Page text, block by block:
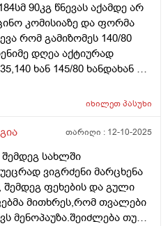
90კგ წნევას აქამდე არ
კომისიაზე და ფორმა
რომ გამიზომეს 140/80
დღეა აქტიურად
ხან 145/80 ხანდახან 90
იხილეთპასუხი
თარიღი : 12-10-2025
სახლში
ვიგრძენი მარცხენა
შემდეგ ფეხების და გული
მითხრეს,რომ თვალები
მენოპაუზა.შეიძლება თუ